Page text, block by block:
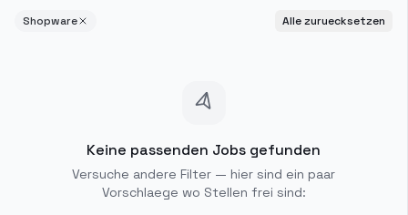
Shopware Alle zuruecksetzen
Keine passenden Jobs gefunden
Versuche andere Filter — hier sind ein paar
Vorschlaege wo Stellen frei sind: